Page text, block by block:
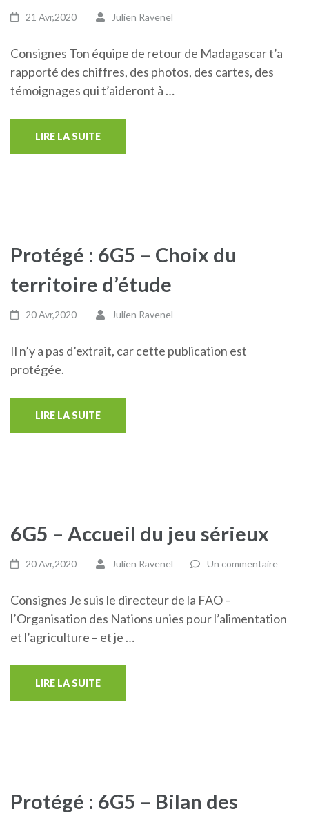
21 Avr,2020 Julien Ravenel
Consignes Ton équipe de retour de Madagascar t’a
rapporté des chiffres, des photos, des cartes, des
témoignages qui t’aideront à …
LIRE LA SUITE
Protégé : 6G5 – Choix du
territoire d’étude
20 Avr,2020 Julien Ravenel
Il n’y a pas d’extrait, car cette publication est
protégée.
LIRE LA SUITE
6G5 – Accueil du jeu sérieux
20 Avr,2020 Julien Ravenel Un commentaire
Consignes Je suis le directeur de la FAO –
l’Organisation des Nations unies pour l’alimentation
et l’agriculture – et je …
LIRE LA SUITE
Protégé : 6G5 – Bilan des